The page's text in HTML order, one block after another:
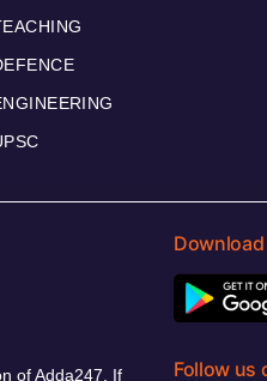
of Adda247. If Follow us